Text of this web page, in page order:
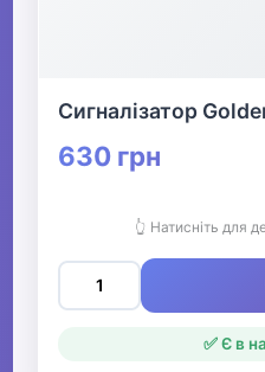
Сигналізатор
630 грн
👆 Натисніть для
✅ Є в